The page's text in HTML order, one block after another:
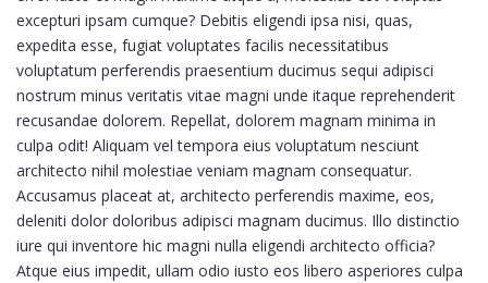
excepturi ipsam cumque? Debitis eligendi ipsa nisi, quas,
expedita esse, fugiat voluptates facilis necessitatibus
voluptatum perferendis praesentium ducimus sequi adipisci
nostrum minus veritatis vitae magni unde itaque reprehenderit
recusandae dolorem. Repellat, dolorem magnam minima in
culpa odit! Aliquam vel tempora eius voluptatum nesciunt
architecto nihil molestiae veniam magnam consequatur.
Accusamus placeat at, architecto perferendis maxime, eos,
deleniti dolor doloribus adipisci magnam ducimus. Illo distinctio
iure qui inventore hic magni nulla eligendi architecto officia?
Atque eius impedit, ullam odio iusto eos libero asperiores culpa